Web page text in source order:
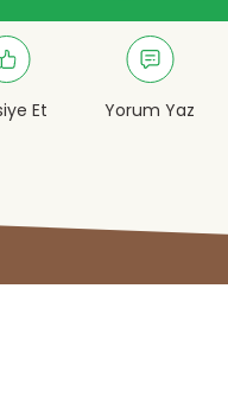
Et Yorum Yaz